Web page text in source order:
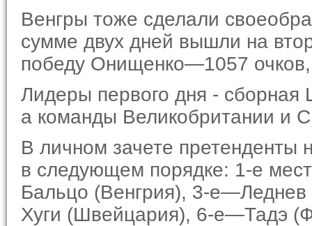
Венгры тоже сделали
сумме двух дней вышли на
победу Онищенко—1057
Лидеры первого дня - сборная
а команды Великобритании и
В личном зачете претенденты
в следующем порядке: 1-е
Бальцо (Венгрия), 3-
Хуги (Швейца­рия), 6-е—Тадэ